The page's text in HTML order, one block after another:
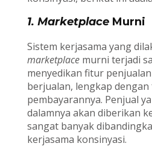
1. MarketplaceMurni
Sistem kerjasama yang
marketplacemurni terjadi
menyedikan fitur
berjualan, lengkap dengan
pembayarannya. Penjual
dalamnya akan diberikan
sangat banyak
kerjasama konsinyasi.